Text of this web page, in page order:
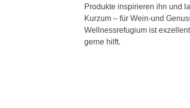
Produkte inspirieren ihn und
Kurzum – für Wein-und
Wellnessrefugium ist
gerne hilft.